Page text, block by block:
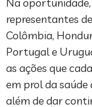
representantes
Colômbia,
Portugal e
as ações que
em prol da saúde
além de dar